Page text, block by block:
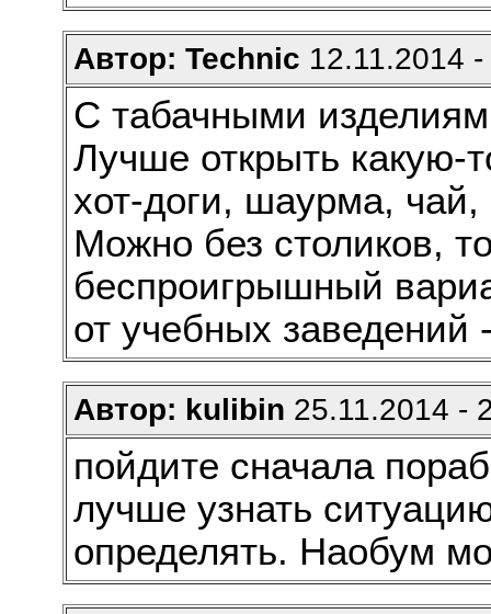
Автор: Technic 12.11.2014
С табачными
Лучше открыть какую-
хот-доги, шаурма,
Можно без столиков,
беспроигрышный
от учебных заведений
Автор: kulibin 25.11.2014 -
пойдите сначала
лучше узнать
определять. Наобум